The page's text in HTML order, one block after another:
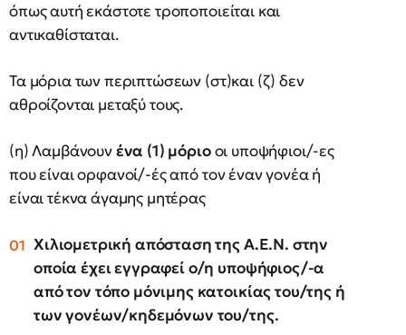
όπως αυτή εκάστοτε τροποποιείται και
αντικαθίσταται.
Τα μόρια των περιπτώσεων (στ)και (ζ) δεν
αθροίζονται μεταξύ τους.
(η) Λαμβάνουνένα (1) μόριοοι υποψήφιοι/-ες
που είναι ορφανοί/-ές από τον έναν γονέα ή
είναι τέκνα άγαμης μητέρας
Χιλιομετρική απόσταση της Α.Ε.Ν. στην
οποία έχει εγγραφεί ο/η υποψήφιος/-α
από τον τόπο μόνιμης κατοικίας του/της ή
των γονέων/κηδεμόνων του/της.